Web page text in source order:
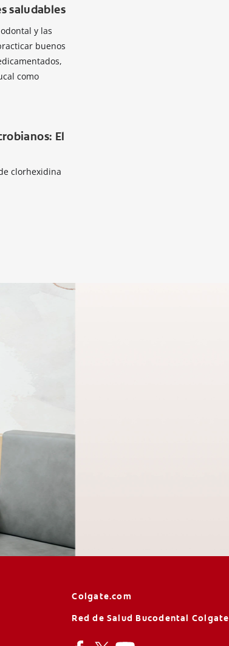
saludables
y las
buenos
como
El
clorhexidina
Colgate.com
Red de Salud Bucodental Colgate